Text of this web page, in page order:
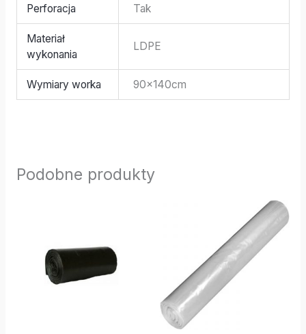
Perforacja Tak
Materiał
wykonania
LDPE
Wymiary worka 90x140cm
Podobne produkty